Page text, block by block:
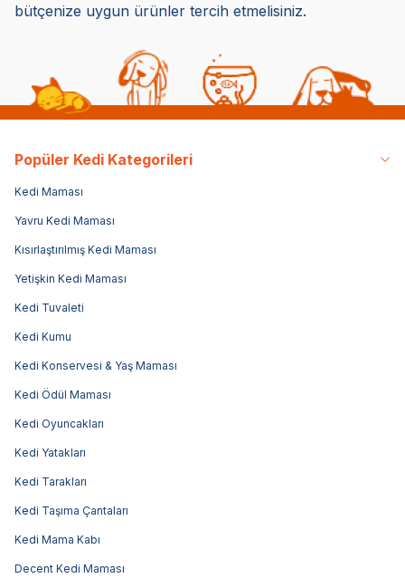
bütçenize uygun ürünler tercih etmelisiniz.
Popüler Kedi Kategorileri
Kedi Maması
Yavru Kedi Maması
Kısırlaştırılmış Kedi Maması
Yetişkin Kedi Maması
Kedi Tuvaleti
Kedi Kumu
Kedi Konservesi & Yaş Maması
Kedi Ödül Maması
Kedi Oyuncakları
Kedi Yatakları
Kedi Tarakları
Kedi Taşıma Çantaları
Kedi Mama Kabı
Decent Kedi Maması